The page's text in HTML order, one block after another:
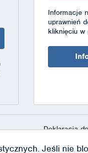
Informacje
uprawnień
kliknięciu w
Deklaracja
Jeśli nie